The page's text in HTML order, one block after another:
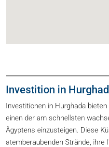
Investition in
Investitionen in Hurghada
einen der am schnellsten
Ägyptens einzusteigen. Diese
atemberaubenden Strände, ihre